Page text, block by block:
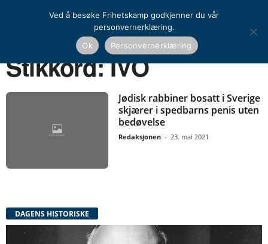
IVO
Stikkord: IVO
Jødisk rabbiner bosatt i Sverige
skjærer i spedbarns penis uten
bedøvelse
Redaksjonen - 23. mai 2021
DAGENS HISTORISKE
Ved å besøke Frihetskamp godkjenner du vår
personvernerklæring.
Ok
Personvernerklæring